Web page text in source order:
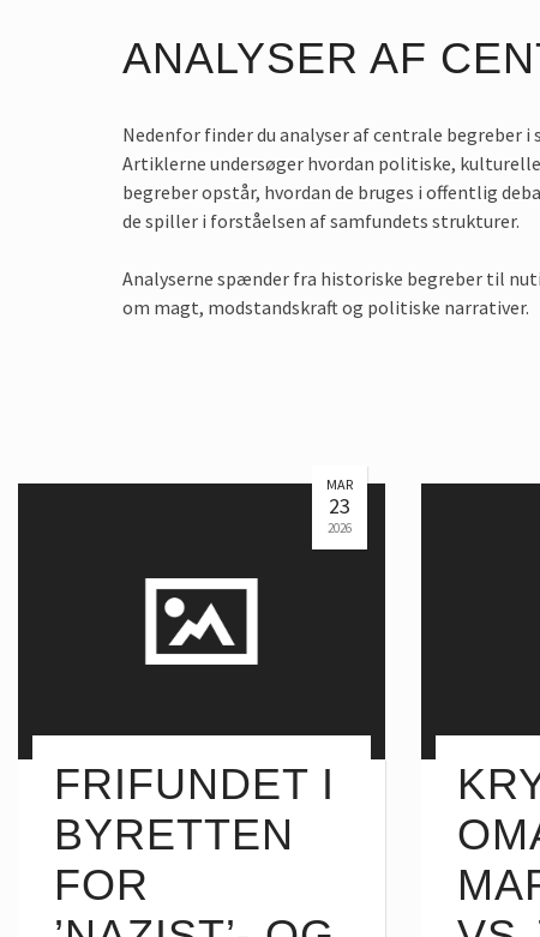
ANALYSER AF
Nedenfor finder du analyser af centrale begreber i
Artiklerne undersøger hvordan politiske,
begreber opstår, hvordan de bruges i offentlig
de spiller i forståelsen af samfundets strukturer.
Analyserne spænder fra historiske begreber til
om magt, modstandskraft og politiske narrativer.
MAR
23
2026
FRIFUNDET I
BYRETTEN
FOR